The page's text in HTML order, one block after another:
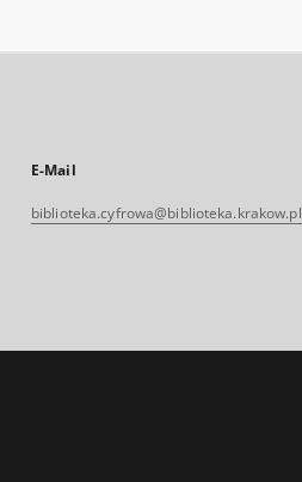
E-Mail
biblioteka.cyfrowa@biblioteka.krakow.pl